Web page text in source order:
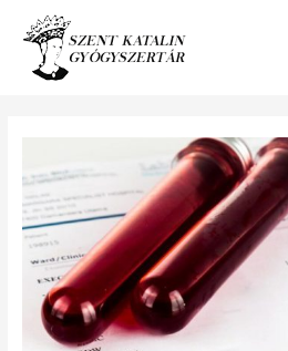
tartalomhoz